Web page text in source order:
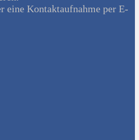
eine Kontaktaufnahme per E-